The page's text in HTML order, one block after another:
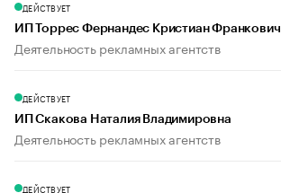
ДЕЙСТВУЕТ
ИП Торрес Фернандес Кристиан Франкович
Деятельность рекламных агентств
ДЕЙСТВУЕТ
ИП Скакова Наталия Владимировна
Деятельность рекламных агентств
ДЕЙСТВУЕТ